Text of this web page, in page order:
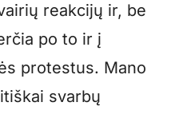
reakcijų ir, be
po to ir į
protestus. Mano
svarbų